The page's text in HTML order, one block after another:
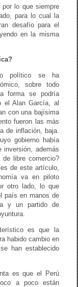
por lo que siempre
para lo cual la
desafío para el
en la misma
político se ha
sobre todo
forma se podría
el Alan García, al
con una bajísima
fueron las más
de inflación, baja.
gobierno había
además
libre comercio?
de este artículo,
va en piloto
otro lado, lo que
país en manos de
y un partido de
es que la
habido cambio en
han establecido
es que el Perú
a poco están